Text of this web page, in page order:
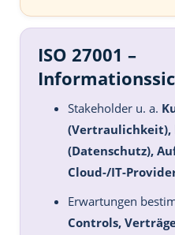
ISO 27001 –
Stakeholder u. a.
(Vertraulichkeit),
(Datenschutz),
Cloud-/IT-
Erwartungen
Controls,